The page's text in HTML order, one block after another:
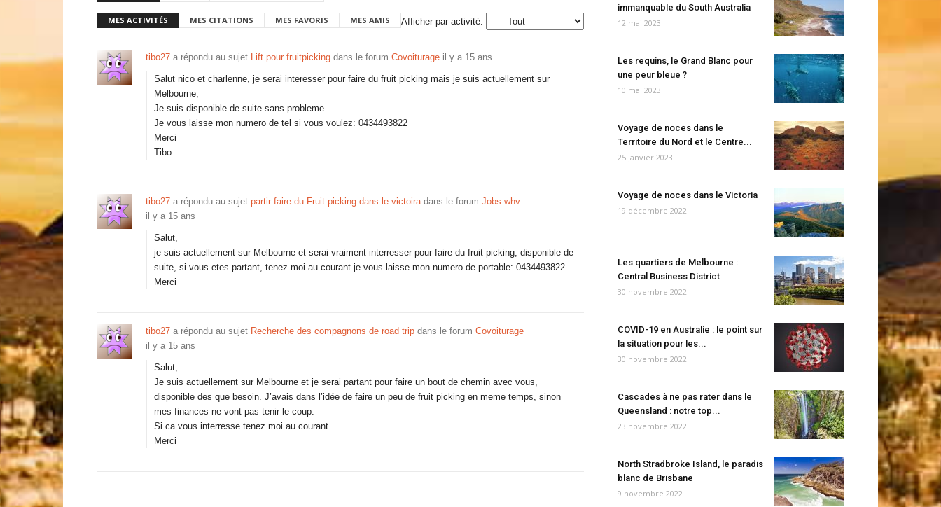
MES ACTIVITÉS MES CITATIONS MES FAVORIS MES AMIS Afficher par activité:
tibo27 a répondu au sujet Lift pour fruitpicking dans le forum Covoiturage il y a 15 ans
Salut nico et charlenne, je serai interesser pour faire du fruit picking mais je suis actuellement sur
Melbourne,
Je suis disponible de suite sans probleme.
Je vous laisse mon numero de tel si vous voulez: 0434493822
Merci
Tibo
tibo27 a répondu au sujet partir faire du Fruit picking dans le victoiradans le forum Jobs whv
il y a 15 ans
Salut,
je suis actuellement sur Melbourne et serai vraiment interresser pour faire du fruit picking, disponible de
suite, si vous etes partant, tenez moi au courant je vous laisse mon numero de portable: 0434493822
Merci
tibo27 a répondu au sujet Recherche des compagnons de road trip dans le forum Covoiturage
il y a 15 ans
Salut,
Je suis actuellement sur Melbourne et je serai partant pour faire un bout de chemin avec vous,
disponible des que besoin. J’avais dans l’idée de faire un peu de fruit picking en meme temps, sinon
mes finances ne vont pas tenir le coup.
Si ca vous interresse tenez moi au courant
Merci
immanquable du South Australia
12 mai 2023
Les requins, le Grand Blanc pour
une peur bleue ?
10 mai 2023
Voyage de noces dans le
Territoire du Nord et le Centre...
25 janvier 2023
Voyage de noces dans le Victoria
19 décembre 2022
Les quartiers de Melbourne :
Central Business District
30 novembre 2022
COVID-19 en Australie : le point sur
la situation pour les...
30 novembre 2022
Cascades à ne pas rater dans le
Queensland : notre top...
23 novembre 2022
North Stradbroke Island, le paradis
blanc de Brisbane
9 novembre 2022